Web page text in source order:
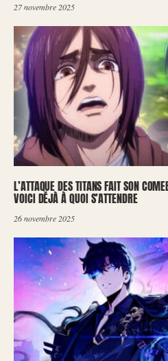
27 novembre 2025
L’ATTAQUE DES TITANS FAIT SON
VOICI DÉJÀ À QUOI S’ATTENDRE
26 novembre 2025